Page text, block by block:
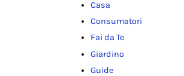
Casa
Consumatori
Fai da Te
Giardino
Guide